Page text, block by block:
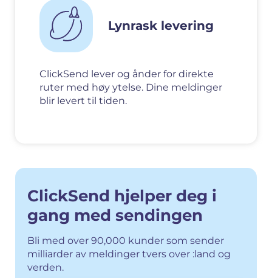
Lynrask levering
ClickSend lever og ånder for direkte
ruter med høy ytelse. Dine meldinger
blir levert til tiden.
ClickSend hjelper deg i
gang med sendingen
Bli med over 90,000 kunder som sender
milliarder av meldinger tvers over :land og
verden.